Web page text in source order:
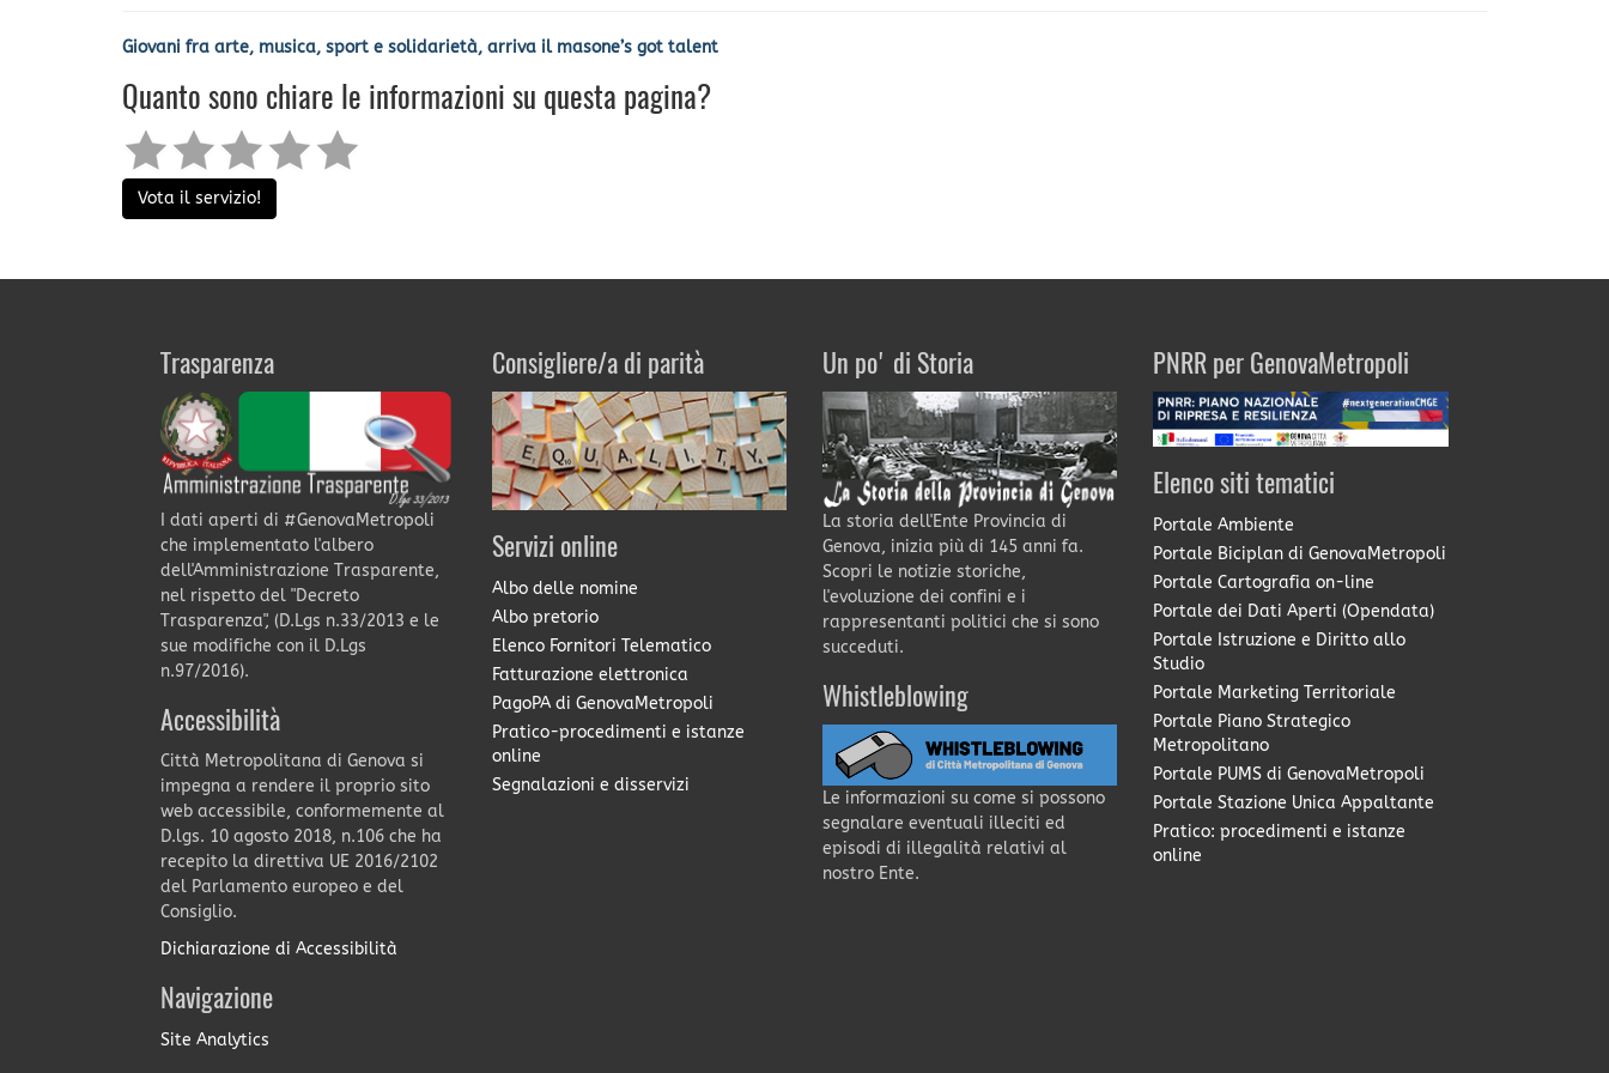
Giovani fra arte, musica, sport e solidarietà, arriva il masone’s got talent
Quanto sono chiare le informazioni su questa pagina?
Vota il servizio!
Trasparenza
I dati aperti di #GenovaMetropoli
che implementato l'albero
dell'Amministrazione Trasparente,
nel rispetto del "Decreto
Trasparenza", (D.Lgs n.33/2013 e le
sue modifiche con il D.Lgs
n.97/2016).
Accessibilità
Città Metropolitana di Genova si
impegna a rendere il proprio sito
web accessibile, conformemente al
D.lgs. 10 agosto 2018, n.106 che ha
recepito la direttiva UE 2016/2102
del Parlamento europeo e del
Consiglio.
Dichiarazione di Accessibilità
Navigazione
Site Analytics
Consigliere/a di parità
Servizi online
Albo delle nomine
Albo pretorio
Elenco Fornitori Telematico
Fatturazione elettronica
PagoPA di GenovaMetropoli
Pratico-procedimenti e istanze
online
Segnalazioni e disservizi
Un po' di Storia
La storia dell'Ente Provincia di
Genova, inizia più di 145 anni fa.
Scopri le notizie storiche,
l'evoluzione dei confini e i
rappresentanti politici che si sono
succeduti.
Whistleblowing
Le informazioni su come si possono
segnalare eventuali illeciti ed
episodi di illegalità relativi al
nostro Ente.
PNRR per GenovaMetropoli
Elenco siti tematici
Portale Ambiente
Portale Biciplan di GenovaMetropoli
Portale Cartografia on-line
Portale dei Dati Aperti (Opendata)
Portale Istruzione e Diritto allo
Studio
Portale Marketing Territoriale
Portale Piano Strategico
Metropolitano
Portale PUMS di GenovaMetropoli
Portale Stazione Unica Appaltante
Pratico: procedimenti e istanze
online